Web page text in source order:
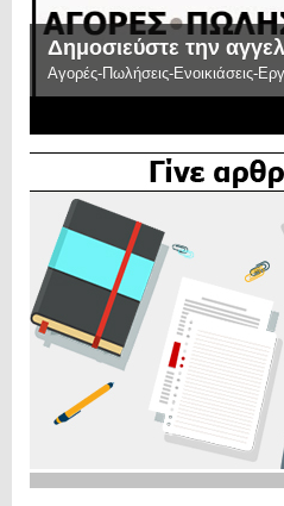
Δημοσιεύστε την
Αγορές-Πωλήσεις-Ενοικιάσεις-